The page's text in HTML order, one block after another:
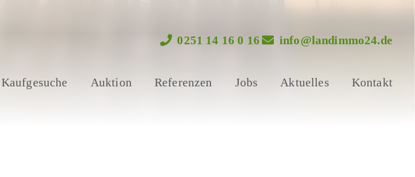
0251 14 16 0 16 info@landimmo24.de
Kaufgesuche Auktion Referenzen Jobs Aktuelles Kontakt